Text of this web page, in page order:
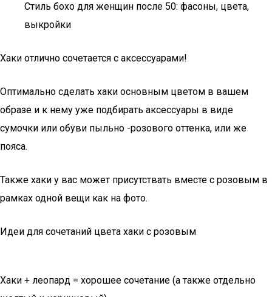
Стиль бохо для женщин после 50: фасоны, цвета,
выкройки
Хаки отлично сочетается с аксессуарами!
Оптимально сделать хаки основным цветом в вашем
образе и к нему уже подбирать аксессуары в виде
сумочки или обуви пыльно -розового оттенка, или же
пояса.
Также хаки у вас может присутствать вместе с розовым в
рамках одной вещи как на фото.
Идеи для сочетаний цвета хаки с розовым
Хаки + леопард = хорошее сочетание (а также отдельно